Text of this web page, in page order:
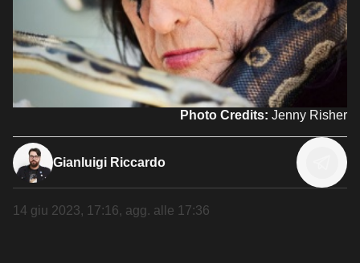
Photo Credits: Jenny Risher
Gianluigi Riccardo
14 giu 2023, 17:16, agg. alle 17:36